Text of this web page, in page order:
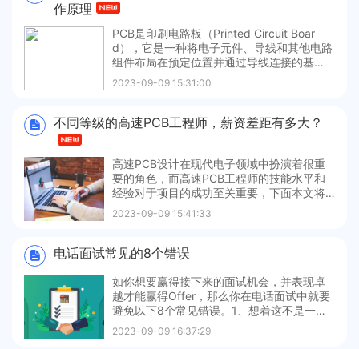
作原理
PCB是印刷电路板（Printed Circuit Boar
d），它是一种将电子元件、导线和其他电路
组件布局在预定位置并通过导线连接的基
板。PCB的工作原理是利用其表面的导线将
电子元件（如电阻、电容、集成电路等）之
支持和固定，以及实现信号的传输、分配和
2023-09-09 15:31:00
不同等级的高速PCB工程师，薪资差距有多大？
高速PCB设计在现代电子领域中扮演着很重
要的角色，而高速PCB工程师的技能水平和
经验对于项目的成功至关重要，下面本文将
从地区分布、薪资水平、工作内容等多方面
讨论对比不同等级的高速PCB工程师。NO.1
B工程师的薪资水平在中国电子人才地区相对
较低，通常在于1
2023-09-09 15:41:33
电话面试常见的8个错误
如你想要赢得接下来的面试机会，并表现卓
越才能赢得Offer，那么你在电话面试中就要
避免以下8个常见错误。1、想着这不是一个
真正的面试。 有些求职者把电话面试看成一
场用来彼此了解的闲聊，这是一种误解。电
2023-09-09 16:37:29